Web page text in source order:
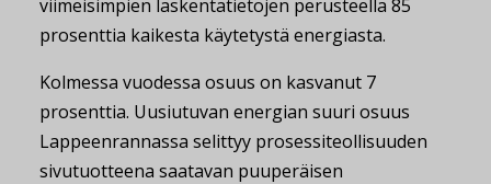
viimeisimpien laskentatietojen perusteella 85
prosenttia kaikesta käytetystä energiasta.
Kolmessa vuodessa osuus on kasvanut 7
prosenttia. Uusiutuvan energian suuri osuus
Lappeenrannassa selittyy prosessiteollisuuden
sivutuotteena saatavan puuperäisen